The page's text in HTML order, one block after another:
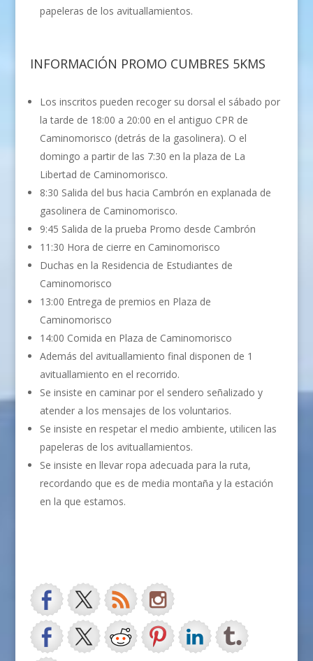
papeleras de los avituallamientos.
INFORMACIÓN PROMO CUMBRES 5KMS
Los inscritos pueden recoger su dorsal el sábado por
la tarde de 18:00 a 20:00 en el antiguo CPR de
Caminomorisco (detrás de la gasolinera). O el
domingo a partir de las 7:30 en la plaza de La
Libertad de Caminomorisco.
8:30 Salida del bus hacia Cambrón en explanada de
gasolinera de Caminomorisco.
9:45 Salida de la prueba Promo desde Cambrón
11:30 Hora de cierre en Caminomorisco
Duchas en la Residencia de Estudiantes de
Caminomorisco
13:00 Entrega de premios en Plaza de
Caminomorisco
14:00 Comida en Plaza de Caminomorisco
Además del avituallamiento final disponen de 1
avituallamiento en el recorrido.
Se insiste en caminar por el sendero señalizado y
atender a los mensajes de los voluntarios.
Se insiste en respetar el medio ambiente, utilicen las
papeleras de los avituallamientos.
Se insiste en llevar ropa adecuada para la ruta,
recordando que es de media montaña y la estación
en la que estamos.